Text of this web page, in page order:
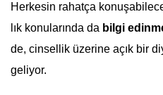
Herkesin rahatça
lık konularında da bilgi
de, cinsellik üzerine açık bir
geliyor.